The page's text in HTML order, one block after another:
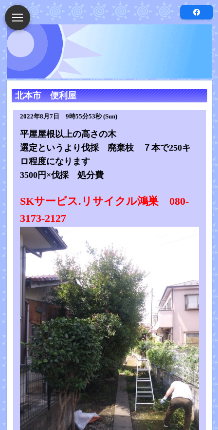
北本市 便利屋
2022年8月7日 9時55分53秒 (Sun)
平屋屋根以上の高さの木
選定というより伐採 廃棄枝 ７本で250キ
ロ程度になります
3500円×伐採 処分費
SKサービス.リサイクル鴻巣 080-
3173-2127